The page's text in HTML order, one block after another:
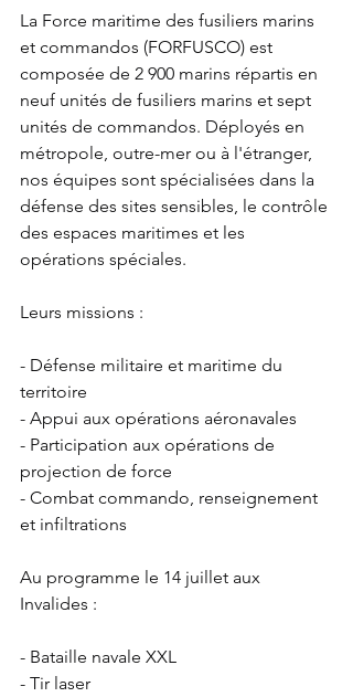
La Force maritime des fusiliers marins
et commandos (FORFUSCO) est
composée de 2 900 marins répartis en
neuf unités de fusiliers marins et sept
unités de commandos. Déployés en
métropole, outre-mer ou à l'étranger,
nos équipes sont spécialisées dans la
défense des sites sensibles, le contrôle
des espaces maritimes et les
opérations spéciales.
Leurs missions :
- Défense militaire et maritime du
territoire
- Appui aux opérations aéronavales
- Participation aux opérations de
projection de force
- Combat commando, renseignement
et infiltrations
Au programme le 14 juillet aux
Invalides :
- Bataille navale XXL
- Tir laser